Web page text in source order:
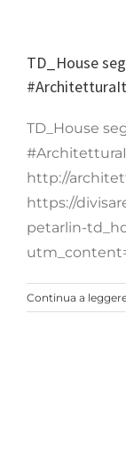
TD_House
TD_House
http://
https://
petarlin-
Continua a